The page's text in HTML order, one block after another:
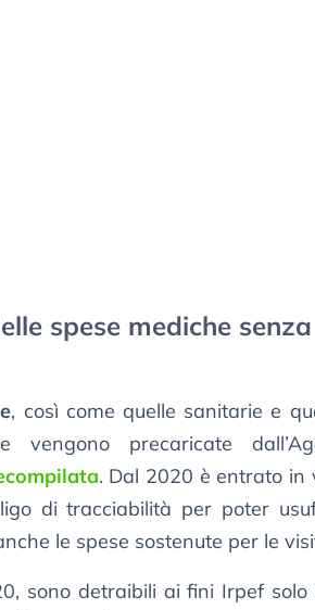
spese mediche
, così come quelle sanitarie e
precaricate
. Dal 2020 è entrato
di tracciabilità per poter
le spese sostenute per le
sono detraibili ai fini Irpef